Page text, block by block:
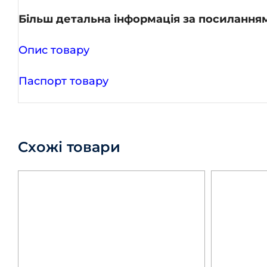
Більш детальна інформація за
Опис товару
Паспорт товару
Схожі товари